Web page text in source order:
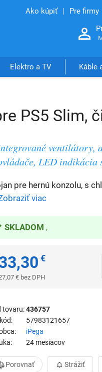
Ako kúpiť Pre firmy
Elektro a TV Káble
PS5 Slim,
ventilátory,
LED indikácia
pre hernú konzolu, s
Zobraziť viac
SKLADOM
€
€ bez DPH
tovaru 436757
57983121657
iPega
24 mesiacov
Porovnať Strážiť